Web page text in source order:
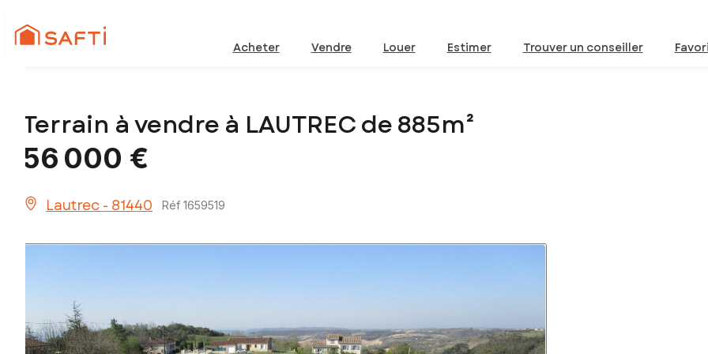
Acheter Vendre Louer Estimer Trouver un conseiller
Terrain à vendre à LAUTREC de 885m²
56 000 €
Lautrec - 81440 Réf 1659519